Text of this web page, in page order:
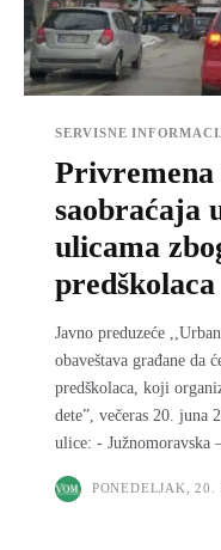
SERVISNE
Privremena
saobraćaja
ulicama
predškolaca
Javno preduzeće
obaveštava građane da
predškolaca, koji
dete”, večeras 20. juna
ulice: -
PONEDELJAK, 20.